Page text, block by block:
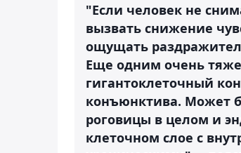
"Если человек не
вызвать снижение
ощущать
Еще одним очень
гигантоклеточный
конъюнктива. Может
роговицы в целом и
клеточном слое с